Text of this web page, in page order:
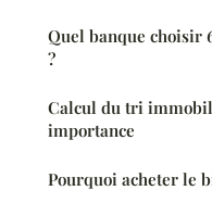
Quel banque choisir
?
Calcul du tri
importance
Pourquoi acheter le